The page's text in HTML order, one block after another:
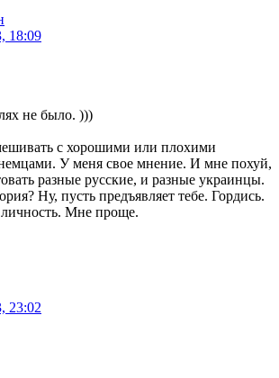
18:09
не было. )))
с хорошими или плохими
У меня свое мнение. И мне похуй,
разные русские, и разные украинцы.
Ну, пусть предъявляет тебе. Гордись.
личность. Мне проще.
23:02